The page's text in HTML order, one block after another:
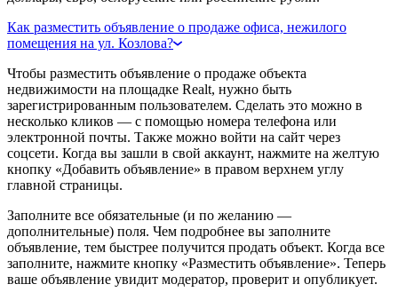
Как разместить объявление о продаже офиса, нежилого
помещения на ул. Козлова?
Чтобы разместить объявление о продаже объекта
недвижимости на площадке Realt, нужно быть
зарегистрированным пользователем. Сделать это можно в
несколько кликов — с помощью номера телефона или
электронной почты. Также можно войти на сайт через
соцсети. Когда вы зашли в свой аккаунт, нажмите на желтую
кнопку «Добавить объявление» в правом верхнем углу
главной страницы.
Заполните все обязательные (и по желанию —
дополнительные) поля. Чем подробнее вы заполните
объявление, тем быстрее получится продать объект. Когда все
заполните, нажмите кнопку «Разместить объявление». Теперь
ваше объявление увидит модератор, проверит и опубликует.